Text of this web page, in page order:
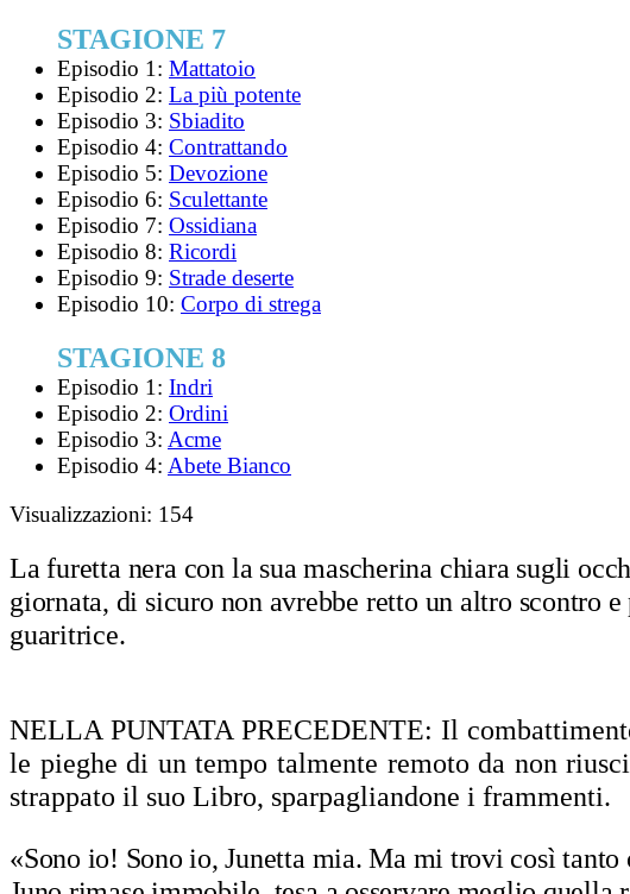
STAGIONE 7
Episodio 1: Mattatoio
Episodio 2: La più potente
Episodio 3: Sbiadito
Episodio 4: Contrattando
Episodio 5: Devozione
Episodio 6: Sculettante
Episodio 7: Ossidiana
Episodio 8: Ricordi
Episodio 9: Strade deserte
Episodio 10: Corpo di strega
STAGIONE 8
Episodio 1: Indri
Episodio 2: Ordini
Episodio 3: Acme
Episodio 4: Abete Bianco
Visualizzazioni: 154
La furetta nera con la sua mascherina chiara sugli
giornata, di sicuro non avrebbe retto un altro scontro
guaritrice.
NELLA PUNTATA PRECEDENTE: Il
le pieghe di un tempo talmente remoto da non
strappato il suo Libro, sparpagliandone i frammenti.
«Sono io! Sono io, Junetta mia. Ma mi trovi così tanto